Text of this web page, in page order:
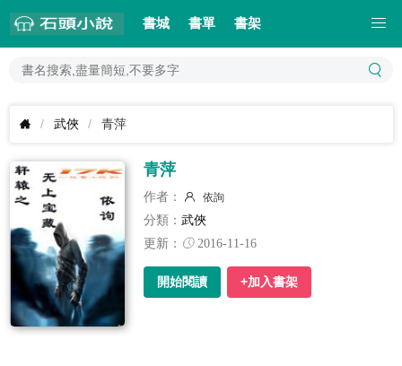
書城 書單 書架
武俠 青萍
青萍
作者：
依詢
分類： 武俠
更新：
2016-11-16
開始閱讀 +加入書架